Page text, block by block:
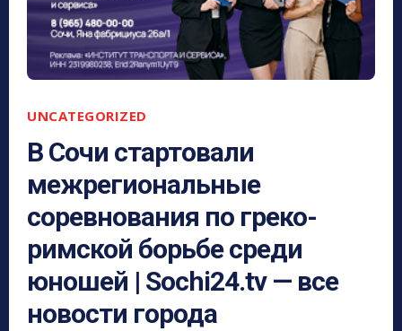
UNCATEGORIZED
В Сочи стартовали
межрегиональные
соревнования по греко-
римской борьбе среди
юношей | Sochi24.tv — все
новости города